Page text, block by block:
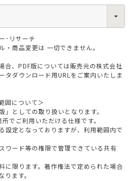
･リサーチ
商品変更は 一切できません。
、PDF版については販売元の株式会社
タダウンロード用URLをご案内いたしま
囲について＞
」としての取り扱いとなります。
でご利用いただける仕様です。
定となっておりますが、利用範囲内で
ワード等の権限で管理できている共有
に限ります。著作権法で定められた場合
ります。